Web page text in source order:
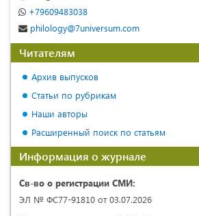
+79609483038
philology@7universum.com
Читателям
Архив выпусков
Статьи по рубрикам
Наши авторы
Расширенный поиск по статьям
Информация о журнале
Св-во о регистрации СМИ:
ЭЛ № ФС77-91810 от 03.07.2026